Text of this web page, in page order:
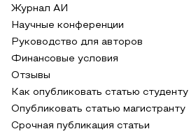
Журнал АИ
Научные конференции
Руководство для авторов
Финансовые условия
Отзывы
Как опубликовать статью студенту
Опубликовать статью магистранту
Срочная публикация статьи